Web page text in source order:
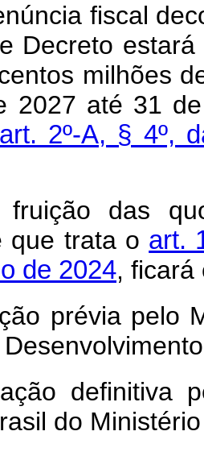
fiscal
Decreto
milhões
2027 até 31
art. 2º-A, § 4º,
das
que trata o art.
de 2024, ficará
prévia pelo
definitiva
do